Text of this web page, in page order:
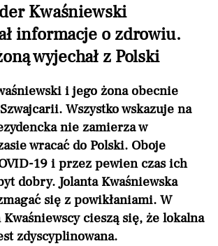
Kwaśniewski
informacje o zdrowiu.
wyjechał z Polski
i jego żona obecnie
Wszystko wskazuje na
nie zamierza w
wracać do Polski. Oboje
19 i przez pewien czas ich
dobry. Jolanta Kwaśniewska
się z powikłaniami. W
cieszą się, że lokalna
zdyscyplinowana.